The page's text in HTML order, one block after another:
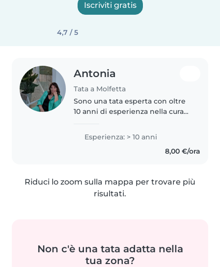
Iscriviti gratis
4,7 / 5
Antonia
Tata a Molfetta
Sono una tata esperta con oltre
10 anni di esperienza nella cura
approccio responsabile, calmo e
paziente, amo disegnare,
leggere e fare lavoretti con i..
Esperienza: > 10 anni
8,00 €/ora
Riduci lo zoom sulla mappa per trovare più
risultati.
Non c'è una tata adatta nella
tua zona?